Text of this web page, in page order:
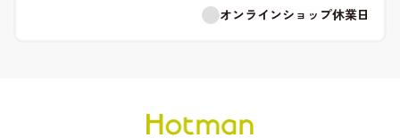
オンラインショップ休業日